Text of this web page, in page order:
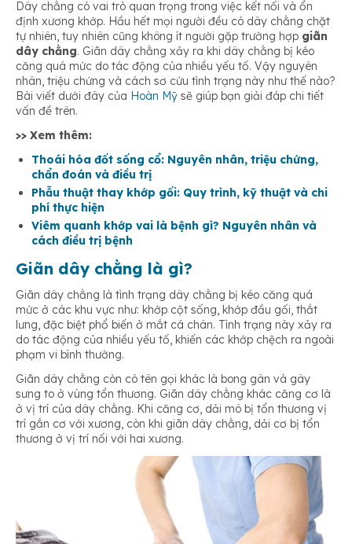
Khớp gối
Khớp bàn tay, cổ tay
Dây chằng có vai trò quan trọng trong việc kết nối và ổn
định xương khớp. Hầu hết mọi người đều có dây chằng chặt
tự nhiên, tuy nhiên cũng không ít người gặp trường hợp giãn
dây chằng. Giãn dây chằng xảy ra khi dây chằng bị kéo
căng quá mức do tác động của nhiều yếu tố. Vậy nguyên
nhân, triệu chứng và cách sơ cứu tình trạng này như thế nào?
Bài viết dưới đây của Hoàn Mỹ sẽ giúp bạn giải đáp chi tiết
vấn đề trên.
>> Xem thêm:
Thoái hóa đốt sống cổ: Nguyên nhân, triệu chứng,
chẩn đoán và điều trị
Phẫu thuật thay khớp gối: Quy trình, kỹ thuật và chi
phí thực hiện
Viêm quanh khớp vai là bệnh gì? Nguyên nhân và
cách điều trị bệnh
Giãn dây chằng là gì?
Giãn dây chằng là tình trạng dây chằng bị kéo căng quá
mức ở các khu vực như: khớp cột sống, khớp đầu gối, thắt
lưng, đặc biệt phổ biến ở mắt cá chân. Tình trạng này xảy ra
do tác động của nhiều yếu tố, khiến các khớp chệch ra ngoài
phạm vi bình thường.
Giãn dây chằng còn có tên gọi khác là bong gân và gây
sưng to ở vùng tổn thương. Giãn dây chằng khác căng cơ là
ở vị trí của dây chằng. Khi căng cơ, dải mô bị tổn thương vị
trí gắn cơ với xương, còn khi giãn dây chằng, dải cơ bị tổn
thương ở vị trí nối với hai xương.